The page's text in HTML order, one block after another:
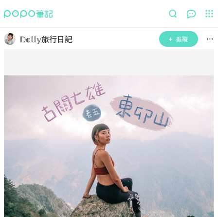
𝔻𝕠𝕝𝕝𝕪旅行日記 追蹤